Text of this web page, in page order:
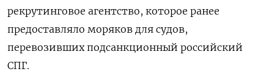
рекрутинговое агентство, которое ранее
предоставляло моряков для судов,
перевозивших подсанкционный российский
СПГ.